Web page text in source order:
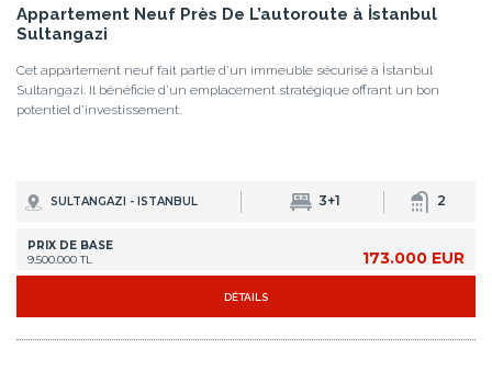
Appartement Neuf Près De L’autoroute à İstanbul
Sultangazi
Cet appartement neuf fait partie d’un immeuble sécurisé à İstanbul
Sultangazi. Il bénéficie d’un emplacement stratégique offrant un bon
potentiel d’investissement.
SULTANGAZI - ISTANBUL 3+1 2
PRIX DE BASE
9.500.000 TL
173.000 EUR
DÉTAILS